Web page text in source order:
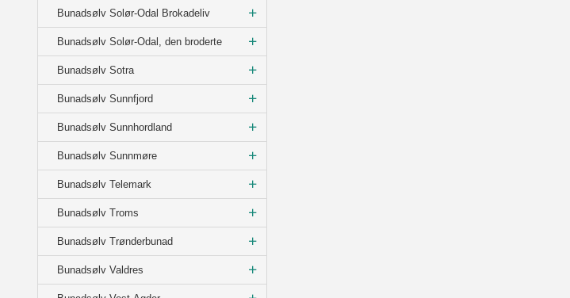
Bunadsølv Solør-Odal Brokadeliv
Bunadsølv Solør-Odal, den broderte
Bunadsølv Sotra
Bunadsølv Sunnfjord
Bunadsølv Sunnhordland
Bunadsølv Sunnmøre
Bunadsølv Telemark
Bunadsølv Troms
Bunadsølv Trønderbunad
Bunadsølv Valdres